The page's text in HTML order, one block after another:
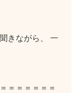
きながら、 一
＝＝＝＝＝＝